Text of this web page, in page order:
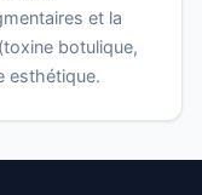
et la
(toxine botulique,
esthétique.